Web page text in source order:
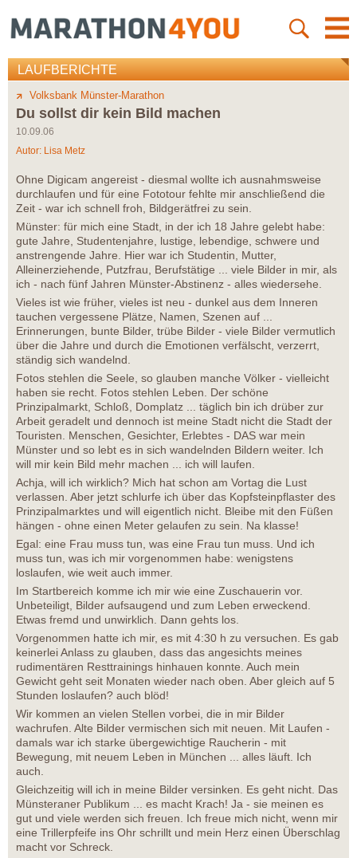
LAUFBERICHTE
Volksbank Münster-Marathon
Du sollst dir kein Bild machen
10.09.06
Autor: Lisa Metz
Ohne Digicam angereist - diesmal wollte ich ausnahmsweise
durchlaufen und für eine Fototour fehlte mir anschließend die
Zeit - war ich schnell froh, Bildgerätfrei zu sein.
Münster: für mich eine Stadt, in der ich 18 Jahre gelebt habe:
gute Jahre, Studentenjahre, lustige, lebendige, schwere und
anstrengende Jahre. Hier war ich Studentin, Mutter,
Alleinerziehende, Putzfrau, Berufstätige ... viele Bilder in mir, als
ich - nach fünf Jahren Münster-Abstinenz - alles wiedersehe.
Vieles ist wie früher, vieles ist neu - dunkel aus dem Inneren
tauchen vergessene Plätze, Namen, Szenen auf ...
Erinnerungen, bunte Bilder, trübe Bilder - viele Bilder vermutlich
über die Jahre und durch die Emotionen verfälscht, verzerrt,
ständig sich wandelnd.
Fotos stehlen die Seele, so glauben manche Völker - vielleicht
haben sie recht. Fotos stehlen Leben. Der schöne
Prinzipalmarkt, Schloß, Domplatz ... täglich bin ich drüber zur
Arbeit geradelt und dennoch ist meine Stadt nicht die Stadt der
Touristen. Menschen, Gesichter, Erlebtes - DAS war mein
Münster und so lebt es in sich wandelnden Bildern weiter. Ich
will mir kein Bild mehr machen ... ich will laufen.
Achja, will ich wirklich? Mich hat schon am Vortag die Lust
verlassen. Aber jetzt schlurfe ich über das Kopfsteinpflaster des
Prinzipalmarktes und will eigentlich nicht. Bleibe mit den Füßen
hängen - ohne einen Meter gelaufen zu sein. Na klasse!
Egal: eine Frau muss tun, was eine Frau tun muss. Und ich
muss tun, was ich mir vorgenommen habe: wenigstens
loslaufen, wie weit auch immer.
Im Startbereich komme ich mir wie eine Zuschauerin vor.
Unbeteiligt, Bilder aufsaugend und zum Leben erweckend.
Etwas fremd und unwirklich. Dann gehts los.
Vorgenommen hatte ich mir, es mit 4:30 h zu versuchen. Es gab
keinerlei Anlass zu glauben, dass das angesichts meines
rudimentären Resttrainings hinhauen konnte. Auch mein
Gewicht geht seit Monaten wieder nach oben. Aber gleich auf 5
Stunden loslaufen? auch blöd!
Wir kommen an vielen Stellen vorbei, die in mir Bilder
wachrufen. Alte Bilder vermischen sich mit neuen. Mit Laufen -
damals war ich starke übergewichtige Raucherin - mit
Bewegung, mit neuem Leben in München ... alles läuft. Ich
auch.
Gleichzeitig will ich in meine Bilder versinken. Es geht nicht. Das
Münsteraner Publikum ... es macht Krach! Ja - sie meinen es
gut und viele werden sich freuen. Ich freue mich nicht, wenn mir
eine Trillerpfeife ins Ohr schrillt und mein Herz einen Überschlag
macht vor Schreck.